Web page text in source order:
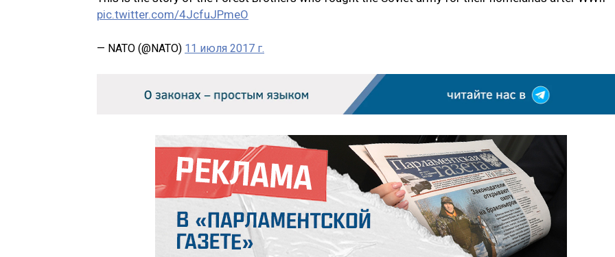
pic.twitter.com/4JcfuJPmeO
— NATO (@NATO) 11 июля 2017 г.